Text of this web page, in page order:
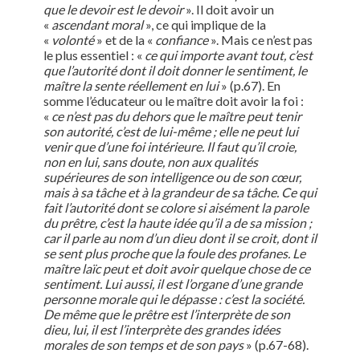
que le devoir est le devoir». Il doit avoir un
« ascendant moral», ce qui implique de la
« volonté» et de la « confiance». Mais ce n’est pas
le plus essentiel : « ce qui importe avant tout, c’est
que l’autorité dont il doit donner le sentiment, le
maître la sente réellement en lui» (p.67). En
somme l’éducateur ou le maître doit avoir la foi :
« ce n’est pas du dehors que le maître peut tenir
son autorité, c’est de lui-même ; elle ne peut lui
venir que d’une foi intérieure. Il faut qu’il croie,
non en lui, sans doute, non aux qualités
supérieures de son intelligence ou de son cœur,
mais à sa tâche et à la grandeur de sa tâche. Ce qui
fait l’autorité dont se colore si aisément la parole
du prêtre, c’est la haute idée qu’il a de sa mission ;
car il parle au nom d’un dieu dont il se croit, dont il
se sent plus proche que la foule des profanes. Le
maître laïc peut et doit avoir quelque chose de ce
sentiment. Lui aussi, il est l’organe d’une grande
personne morale qui le dépasse : c’est la société.
De même que le prêtre est l’interprète de son
dieu, lui, il est l’interprète des grandes idées
morales de son temps et de son pays» (p.67-68).